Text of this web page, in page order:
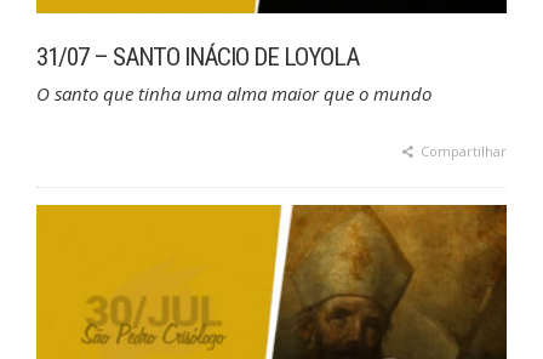
31/07 – SANTO INÁCIO DE LOYOLA
O santo que tinha uma alma maior que o mundo
Compartilhar